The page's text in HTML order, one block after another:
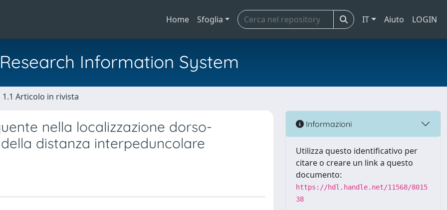
Home Sfoglia IT Aiuto LOGIN
Information System
1.1 Articolo in rivista
nella localizzazione dorso-
distanza interpeduncolare
Informazioni
Utilizza questo identificativo per
citare o creare un link a questo
documento:
https://hdl.handle.net/11568/8015
38